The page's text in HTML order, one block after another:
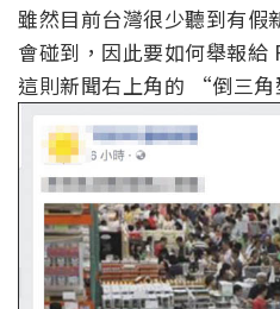
雖然目前台灣很少聽到有假
會碰到，因此要如何舉報
這則新聞右上角的 “倒三